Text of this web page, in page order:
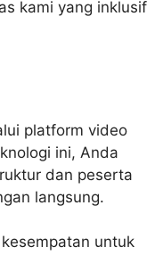
kami yang inklusif
platform video
ini, Anda
dan peserta
langsung.
untuk